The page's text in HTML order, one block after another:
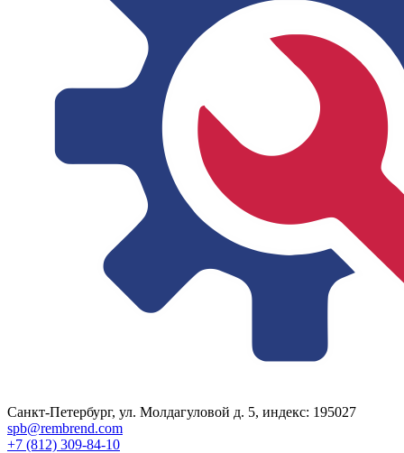
Санкт-Петербург, ул. Молдагуловой д. 5, индекс: 195027
spb@rembrend.com
+7 (812) 309-84-10